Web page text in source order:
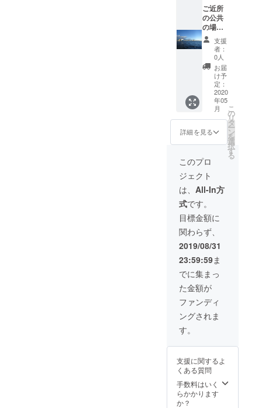
二張明
信片與
在太魯
閣谷與
大海中
沖洗過
的小鵝
卵石
one
goods
made
childre
n in 楽
（http://
www.ha
unt.org.
tw/prod
ucts
please
select
one
from
this
）, two
postcar
d, plus
the
stone.
が終
わって
からお
送りし
ます）
樂山院
的文創
商品一
（http://
www.ha
ppymo
unt.org.
tw/prod
一張明
信片與
在太魯
閣谷與
大海中
沖洗過
的小鵝
卵石
one
goods
of 楽山
院
（http://
www.ha
ppymo
unt.org.
tw/prod
ucts）,
d every
month,
plus the
stone.
the
place
you
stay
and we
can
hang
out, eat
meal
togethe
r. The
cost
you pay
is
borne
by
yoursel
f.
に１通
＆滞在
の日々
を記し
た日誌
を自分
で製本
してお
届けし
ます
（楽山
院の
グッズ
は留学
が終わ
る２月
頃にお
届けし
ます
どの
グッズ
をお選
びにな
るかは
後に
メール
でおう
かがい
させて
いただ
きま
す 絵
はがき
は９月
毎月１
す） 樂
山院的
文創商
品二個
（http://
unt.org.
tw/prod
ucts
こちら
の「文
創商
品」の
４ペー
ジから
お好き
な物を
ふたつ
お選び
くださ
い 服
などは
サイズ
はXSか
らXLま
でござ
いま
す）＆
滞在の
感想を
記した
花蓮の
絵はが
きを月
に１通
＆滞在
の日々
を記し
た日誌
を自分
届けし
花蓮滞
在日誌
の冊子
を手作
りして
ご近所
の公共
の場所
にうか
がって
滞在に
ついて
お話し
ます＆
パトロ
ン限定
の滞在
報告会
にご招
待しま
す＆ボ
ラン
ティア
予定で
ある楽
山院の
障害者
の人た
ちが
作った
グッズ
ふたつ
（http://
www.ha
ppymo
unt.org.
tw/prod
ucts
こちら
品」の
ジから
お好き
な物を
ふたつ
お選び
支援
者：
0人
お届
け予
定：
2020
年05
月
詳細を見る
こ
の
リ
タ
ー
ン
を
選
択
す
る
このプロ
ジェクト
は、 All-In方
式です。
目標金額に
関わらず、
2019/08/31
23:59:59ま
でに集まっ
た金額が
ファンディ
ングされま
す。
支援に関するよ
くある質問
手数料はいく
らかかります
か？